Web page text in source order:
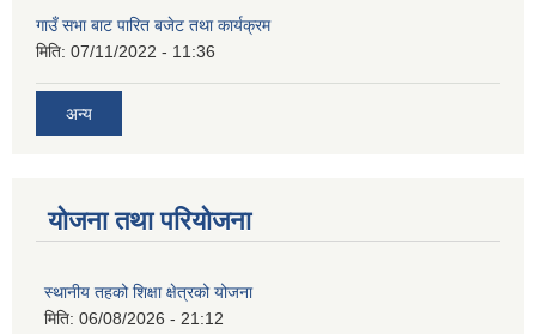
गाउँ सभा बाट पारित बजेट तथा कार्यक्रम
मिति: 07/11/2022 - 11:36
अन्य
योजना तथा परियोजना
स्थानीय तहको शिक्षा क्षेत्रको योजना
मिति: 06/08/2026 - 21:12